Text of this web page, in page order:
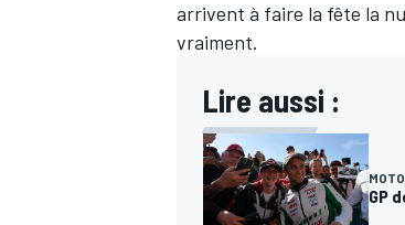
arrivent à faire la fête la
vraiment.
Lire aussi :
GP